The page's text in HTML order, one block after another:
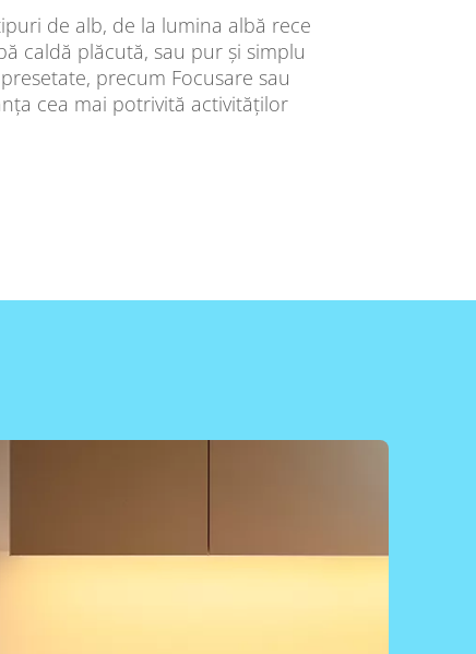
de alb, de la lumina albă rece
caldă plăcută, sau pur și simplu
precum Focusare sau
cea mai potrivită activităților